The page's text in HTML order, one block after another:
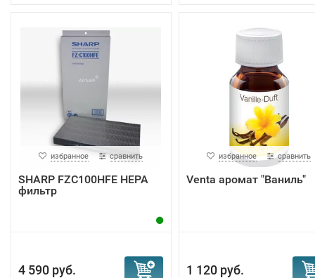
избранное сравнить
SHARP FZC100HFE HEPA
фильтр
4 590 руб.
избранное сравнить
Venta аромат "Ваниль"
1 120 руб.